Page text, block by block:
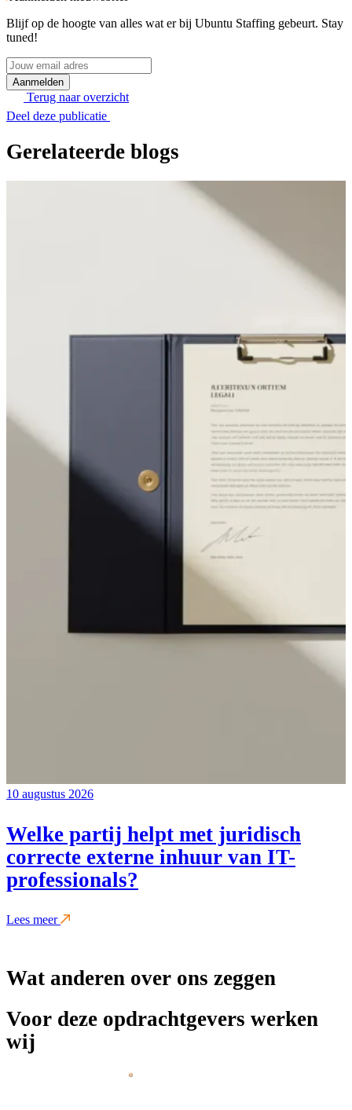
Blijf op de hoogte van alles wat er bij Ubuntu Staffing gebeurt. Stay
tuned!
Jouw
email
adres
Aanmelden
Terug naar overzicht
Deel deze publicatie
Gerelateerde blogs
10 augustus 2026
Welke partij helpt met juridisch
correcte externe inhuur van IT-
professionals?
Lees meer
Wat anderen over ons zeggen
Voor deze opdrachtgevers werken
wij